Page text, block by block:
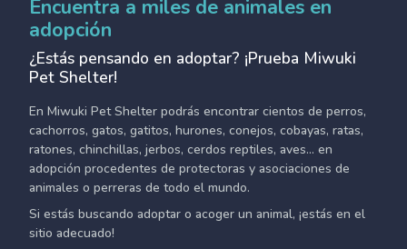
Encuentra a miles de animales en
adopción
¿Estás pensando en adoptar? ¡Prueba Miwuki
Pet Shelter!
En Miwuki Pet Shelter podrás encontrar cientos de perros,
cachorros, gatos, gatitos, hurones, conejos, cobayas, ratas,
ratones, chinchillas, jerbos, cerdos reptiles, aves... en
adopción procedentes de protectoras y asociaciones de
animales o perreras de todo el mundo.
Si estás buscando adoptar o acoger un animal, ¡estás en el
sitio adecuado!